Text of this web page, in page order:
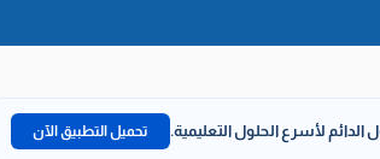
لأسرع الحلول التعليمية. تحميل التطبيق الآن